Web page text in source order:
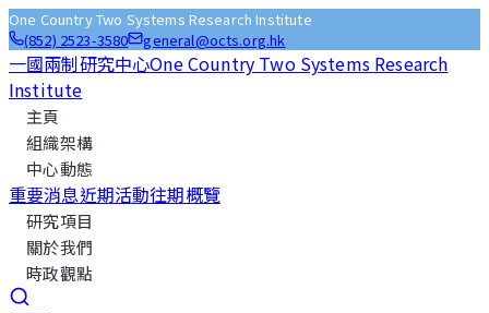
One Country Two Systems Research Institute
(852) 2523-3580
general@octs.org.hk
一國兩制研究中心One Country Two Systems Research
Institute
主頁
組織架構
中心動態
重要消息近期活動往期概覽
研究項目
關於我們
時政觀點